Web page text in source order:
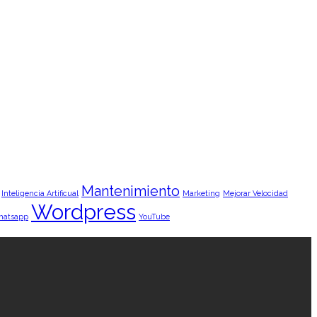
Inteligencia Artificual Mantenimiento Marketing Mejorar Velocidad
Wordpress YouTube